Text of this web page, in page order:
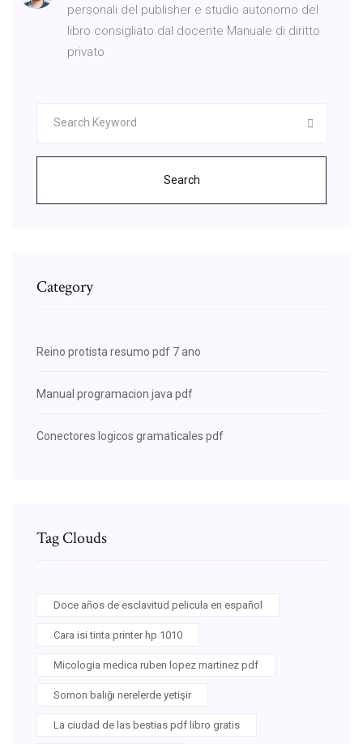
personali del publisher e studio autonomo del
libro consigliato dal docente Manuale di diritto
privato
Search
Category
Reino protista resumo pdf 7 ano
Manual programacion java pdf
Conectores logicos gramaticales pdf
Tag Clouds
Doce años de esclavitud pelicula en español
Cara isi tinta printer hp 1010
Micologia medica ruben lopez martinez pdf
Somon balığı nerelerde yetişir
La ciudad de las bestias pdf libro gratis